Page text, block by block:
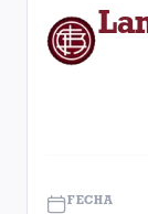
FECHA